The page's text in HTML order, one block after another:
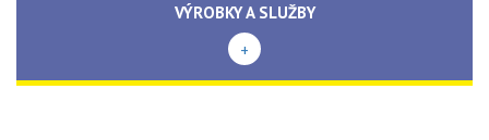
VÝROBKY A SLUŽBY
+